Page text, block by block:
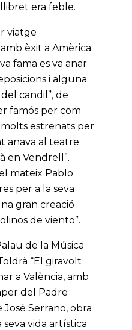
era feble.
viatge
èxit a Amèrica.
fama es va anar
i alguna
candil”, de
famós per com
estrenats per
anava al teatre
en Vendrell”.
mateix Pablo
per a la seva
gran creació
de viento”.
de la Música
“El giravolt
a València, amb
del Padre
José Serrano, obra
vida artística